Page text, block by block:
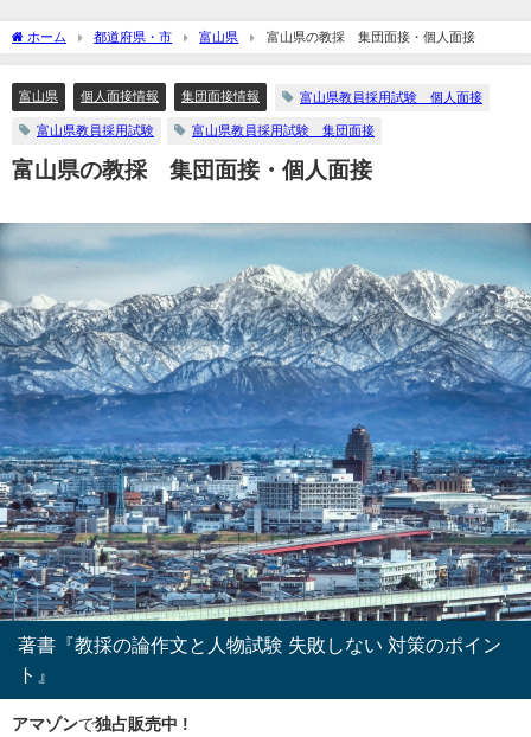
ホーム 都道府県・市 富山県 富山県の教採 集団面接・個人面接
富山県 個人面接情報 集団面接情報 富山県教員採用試験 個人面接
富山県教員採用試験 富山県教員採用試験 集団面接
富山県の教採 集団面接・個人面接
著書『教採の論作文と人物試験 失敗しない 対策のポイン
ト』
アマゾンで独占販売中 !